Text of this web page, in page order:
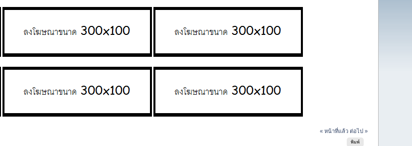
« หน้าที่แล้ว ต่อไป »
พิมพ์